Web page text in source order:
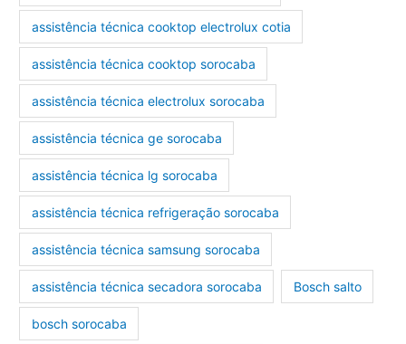
assistência técnica cooktop electrolux cotia
assistência técnica cooktop sorocaba
assistência técnica electrolux sorocaba
assistência técnica ge sorocaba
assistência técnica lg sorocaba
assistência técnica refrigeração sorocaba
assistência técnica samsung sorocaba
assistência técnica secadora sorocaba Bosch salto
bosch sorocaba